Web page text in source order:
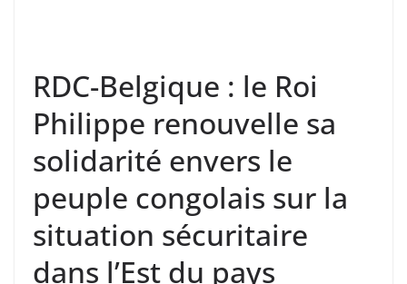
RDC-Belgique : le Roi
Philippe renouvelle sa
solidarité envers le
peuple congolais sur la
situation sécuritaire
dans l’Est du pays